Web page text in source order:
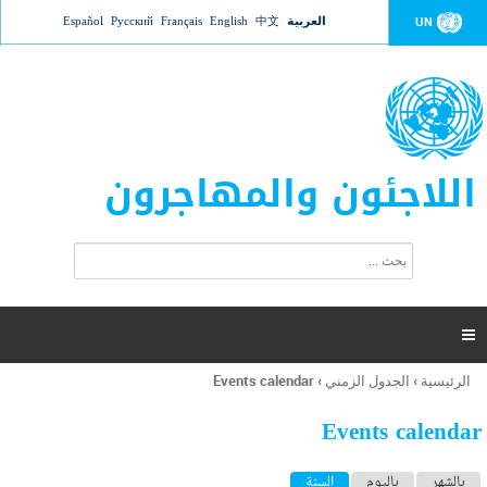
Jump to navigation UN العربية 中文
English
Français
Русский
Español
اللاجئون والمهاجرون
ت
ر
ل
ح
ب

أنت
هنا
الرئيسية › الجدول الزمني ›
Events calendar
Events calendar